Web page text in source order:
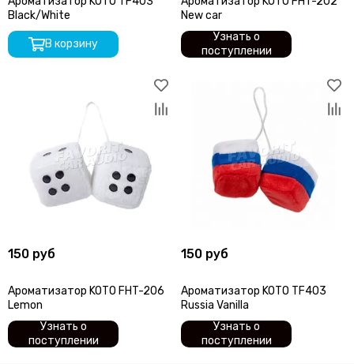
Black/White
В корзину
New car
Узнать о
поступлении
150 руб
Ароматизатор KOTO FHT-206
Lemon
Узнать о
поступлении
150 руб
Ароматизатор KOTO TF403
Russia Vanilla
Узнать о
поступлении